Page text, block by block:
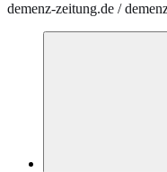
demenz-zeitung.de /